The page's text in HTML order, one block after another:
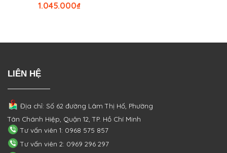
₫
1.045.000
LIÊN HỆ
Địa chỉ: Số 62 đường Lâm Thị Hố, Phường
Tân Chánh Hiệp, Quận 12, TP. Hồ Chí Minh
Tư vấn viên 1: 0968 575 857
Tư vấn viên 2: 0969 296 297